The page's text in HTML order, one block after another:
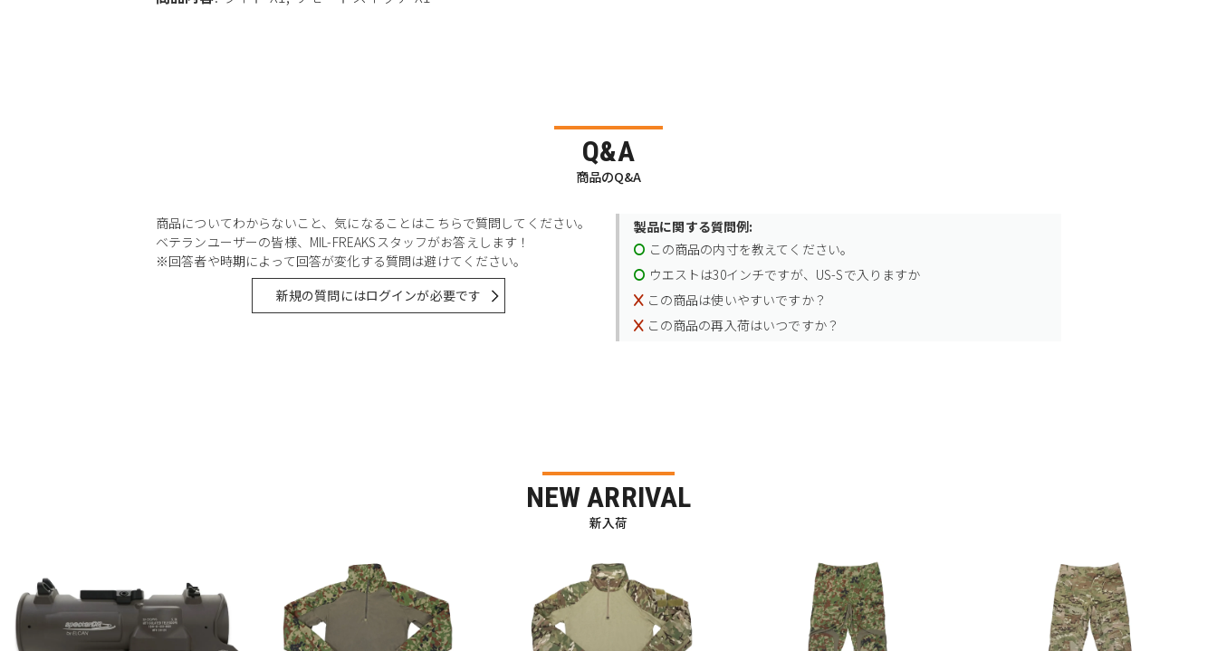
Q&A
商品のQ&A
商品についてわからないこと、気になることはこちらで質問してください。
ベテランユーザーの皆様、MIL-FREAKSスタッフがお答えします！
※回答者や時期によって回答が変化する質問は避けてください。
新規の質問にはログインが必要です
製品に関する質問例:
この商品の内寸を教えてください。
ウエストは30インチですが、US-Sで入りますか
この商品は使いやすいですか？
この商品の再入荷はいつですか？
NEW ARRIVAL
新入荷